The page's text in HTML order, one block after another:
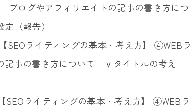
ログやアフィリエイトの記事の書き方につ
（報告）
SEOライティングの基本・考え方】 ④WEBラ
記事の書き方について ⅴタイトルの考え
SEOライティングの基本・考え方】 ④WEBラ